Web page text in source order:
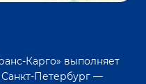
Карго» выполняет
Санкт-Петербург —